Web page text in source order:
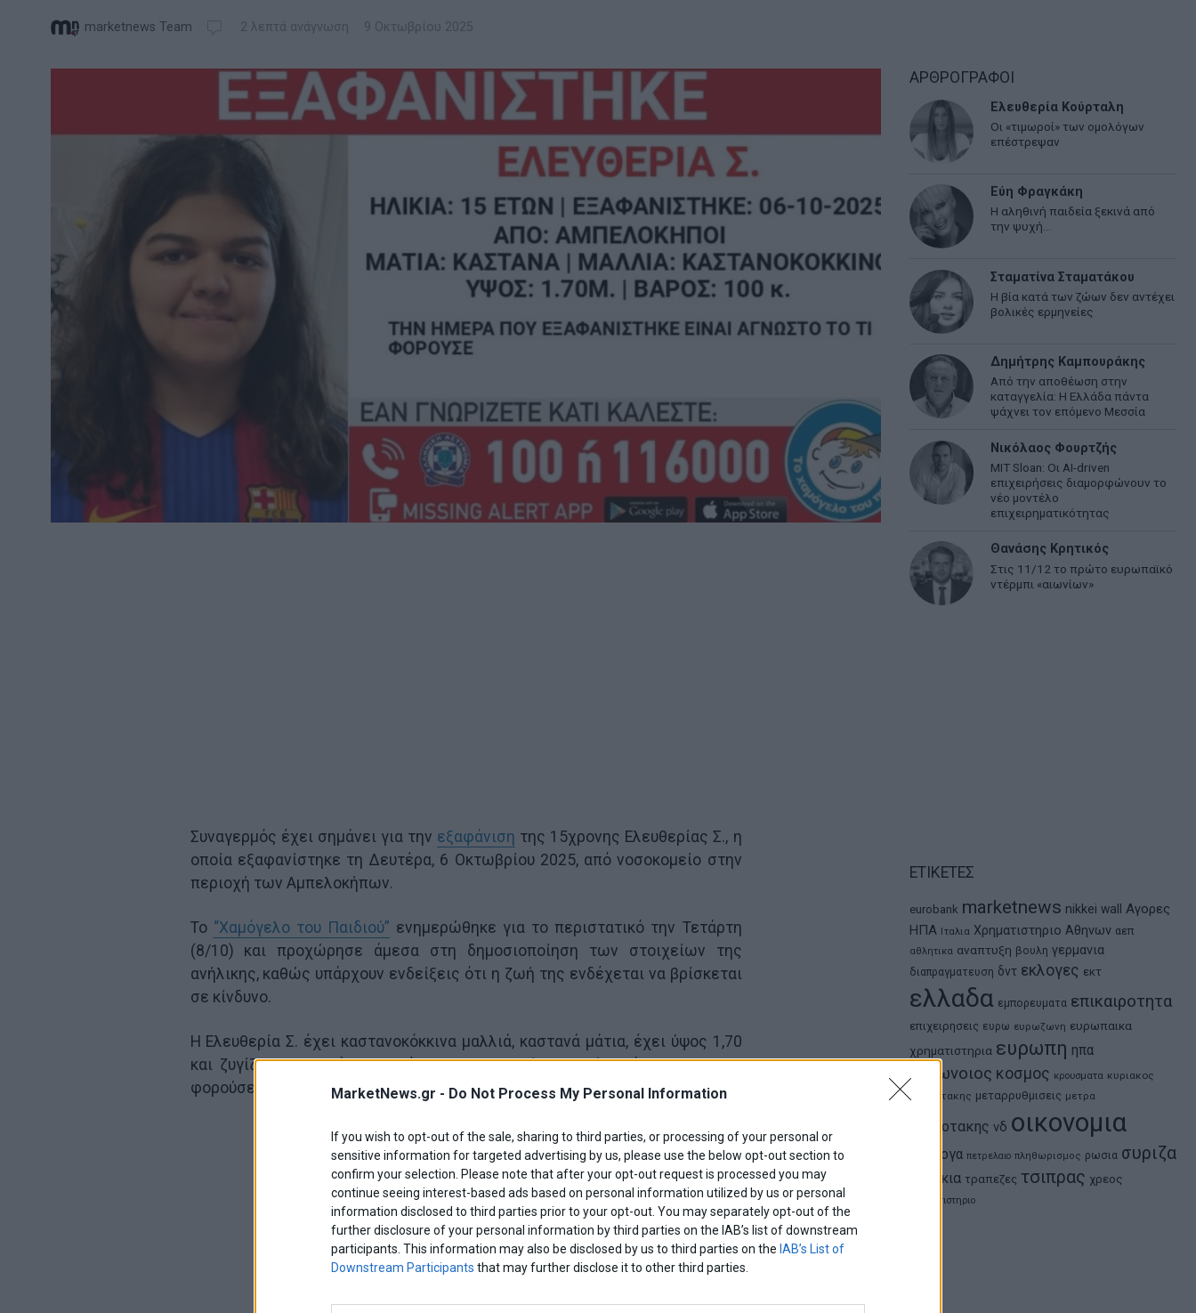
MarketNews.gr - Do Not Process My Personal Information
If you wish to opt-out of the sale, sharing to third parties, or processing of your personal or
sensitive information for targeted advertising by us, please use the below opt-out section to
confirm your selection. Please note that after your opt-out request is processed you may
continue seeing interest-based ads based on personal information utilized by us or personal
information disclosed to third parties prior to your opt-out. You may separately opt-out of the
further disclosure of your personal information by third parties on the IAB’s list of downstream
participants. This information may also be disclosed by us to third parties on the IAB’s List of
Downstream Participants that may further disclose it to other third parties.
marketnews Team 2 λεπτά ανάγνωση 9 Οκτωβρίου 2025
Συναγερμός έχει σημάνει για την εξαφάνιση της 15χρονης Ελευθερίας Σ., η
οποία εξαφανίστηκε τη Δευτέρα, 6 Οκτωβρίου 2025, από νοσοκομείο στην
περιοχή των Αμπελοκήπων.
Το “Χαμόγελο του Παιδιού” ενημερώθηκε για το περιστατικό την Τετάρτη
(8/10) και προχώρησε άμεσα στη δημοσιοποίηση των στοιχείων της
ανήλικης, καθώς υπάρχουν ενδείξεις ότι η ζωή της ενδέχεται να βρίσκεται
σε κίνδυνο.
Η Ελευθερία Σ. έχει καστανοκόκκινα μαλλιά, καστανά μάτια, έχει ύψος 1,70
και ζυγίζει 100 κιλά. Την ημέρα που εξαφανίστηκε είναι άγνωστο το τι
φορούσε.
ΑΡΘΡΟΓΡΑΦΟΙ
Ελευθερία Κούρταλη
Οι «τιμωροί» των ομολόγων
επέστρεψαν
Εύη Φραγκάκη
Η αληθινή παιδεία ξεκινά από
την ψυχή…
Σταματίνα Σταματάκου
Η βία κατά των ζώων δεν αντέχει
βολικές ερμηνείες
Δημήτρης Καμπουράκης
Από την αποθέωση στην
καταγγελία: Η Ελλάδα πάντα
ψάχνει τον επόμενο Μεσσία
Νικόλαος Φουρτζής
MIT Sloan: Οι AI-driven
επιχειρήσεις διαμορφώνουν το
νέο μοντέλο
επιχειρηματικότητας
Θανάσης Κρητικός
Στις 11/12 το πρώτο ευρωπαϊκό
ντέρμπι «αιωνίων»
ΕΤΙΚΕΤΕΣ
eurobank marketnews nikkei wall
Αγορες
ΗΠΑ Ιταλια Χρηματιστηριο Αθηνων αεπ
αθλητικα αναπτυξη βουλη γερμανια
διαπραγματευση δντ εκλογες εκτ
ελλαδα εμπορευματα επικαιροτητα
επιχειρησεις ευρω ευρωζωνη ευρωπαικα
χρηματιστηρια ευρωπη ηπα
κορωνοιος κοσμος κρουσματα κυριακος
μητσοτακης μεταρρυθμισεις μετρα
μητσοτακης νδ οικονομια
ομολογα πετρελαιο πληθωρισμος ρωσια συριζα
τουρκια τραπεζες τσιπρας χρεος
χρηματιστηριο